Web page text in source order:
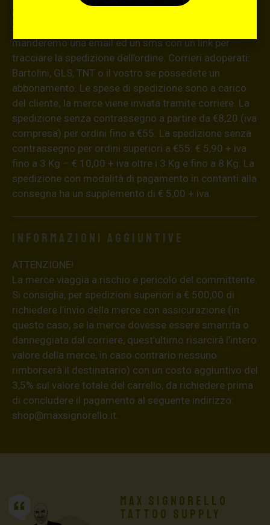
giorni festivi verranno evasi il primo giorno lavorativo
successivo. Una volta che il pacco sarà spedito ti
manderemo una email ed un sms con un link per
tracciare la spedizione dell’ordine. Corrieri adoperati:
Bartolini, GLS, TNT o il vostro se possedete un
abbonamento. Le spese di spedizione sono a carico
del cliente; la merce viene inviata tramite corriere. La
spedizione senza contrassegno a partire da €8,20 (iva
compresa) per ordini fino a €55. La spedizione senza
contrassegno per ordini superiori a €55: € 5,90 + iva
fino a 3 Kg – € 10,00 + iva oltre i 3 Kg e fino a 8 Kg. La
spedizione con modalità di pagamento in contanti alla
consegna ha un supplemento di € 5,00 + iva.
Informazioni aggiuntive
ATTENZIONE!
La merce viaggia a rischio e pericolo del committente.
Si consiglia, per spedizioni superiori a € 500,00 di
richiedere l’invio della merce con assicurazione (in
questo caso, se la merce dovesse essere smarrita o
danneggiata dal corriere, quest’ultimo risarcirà l’intero
valore della merce, in caso contrario nessuno
rimborserà il destinatario) con un costo aggiuntivo del
3,5% sul valore totale del carrello, da richiedere prima
di concludere il pagamento al seguente indirizzo:
shop@maxsignorello.it.
Max Signorello
Tattoo Supply